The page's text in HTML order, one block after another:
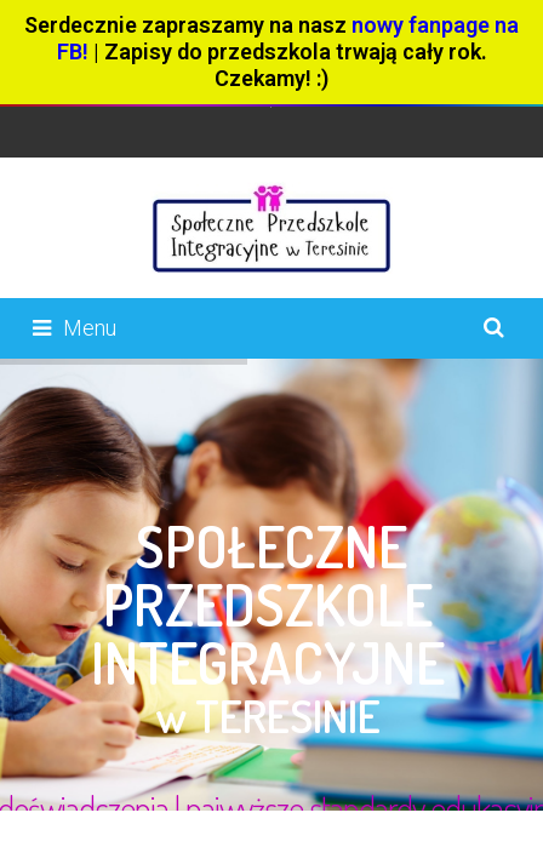
Serdecznie zapraszamy na nasz nowy fanpage na
FB! | Zapisy do przedszkola trwają cały rok.
Czekamy! :)
Menu